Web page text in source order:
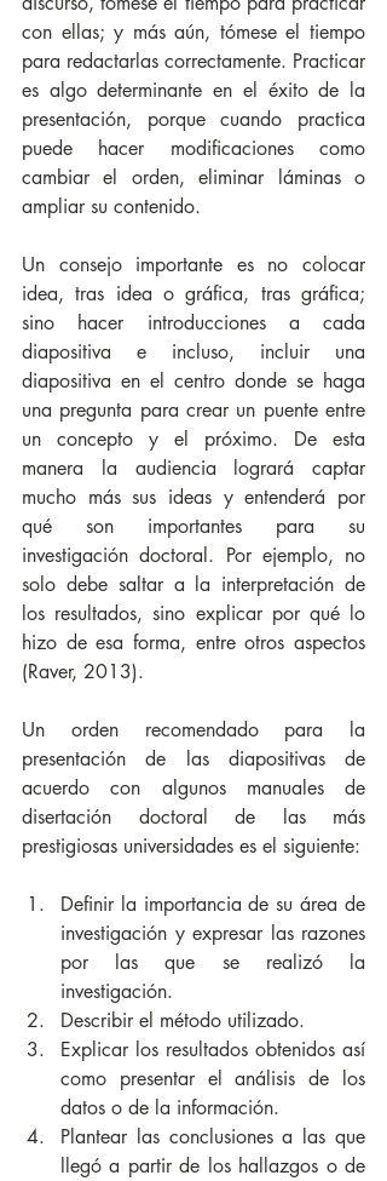
con ellas; y más aún, tómese el tiempo
para redactarlas correctamente. Practicar
es algo determinante en el éxito de la
presentación, porque cuando practica
puede hacer modificaciones como
cambiar el orden, eliminar láminas o
ampliar su contenido.
Un consejo importante es no colocar
idea, tras idea o gráfica, tras gráfica;
sino hacer introducciones a cada
diapositiva e incluso, incluir una
diapositiva en el centro donde se haga
una pregunta para crear un puente entre
un concepto y el próximo. De esta
manera la audiencia logrará captar
mucho más sus ideas y entenderá por
qué son importantes para su
investigación doctoral. Por ejemplo, no
solo debe saltar a la interpretación de
los resultados, sino explicar por qué lo
hizo de esa forma, entre otros aspectos
(Raver, 2013).
Un orden recomendado para la
presentación de las diapositivas de
acuerdo con algunos manuales de
disertación doctoral de las más
Definir la importancia de su área de
investigación y expresar las razones
por las que se realizó la
investigación.
Describir el método utilizado.
Explicar los resultados obtenidos así
como presentar el análisis de los
datos o de la información.
Plantear las conclusiones a las que
llegó a partir de los hallazgos o de